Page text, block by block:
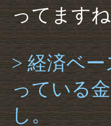
ってます
> 経済ベ
っている
し。